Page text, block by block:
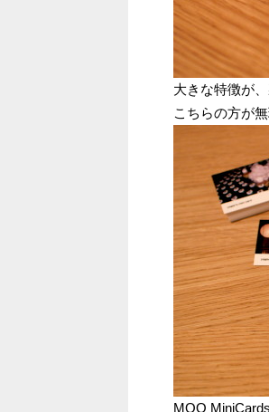
大きな特徴が
こちらの方が
MOO